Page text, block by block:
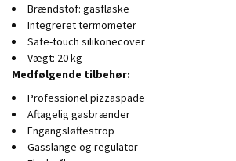
Brændstof: gasflaske
Integreret termometer
Safe-touch silikonecover
Vægt: 20 kg
Medfølgende tilbehør:
Professionel pizzaspade
Aftagelig gasbrænder
Engangsløftestrop
Gasslange og regulator